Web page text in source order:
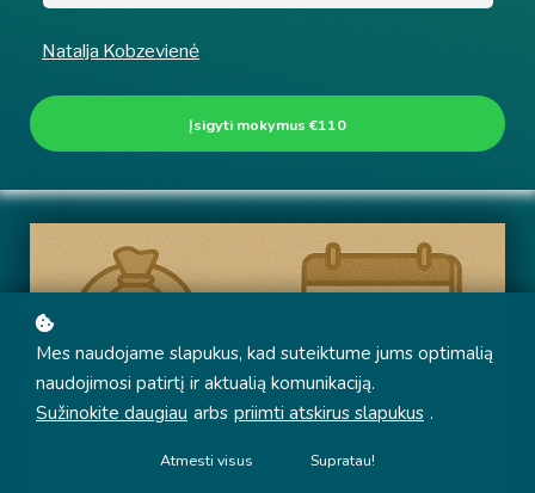
Natalja Kobzevienė
Įsigyti mokymus €110
Mes naudojame slapukus, kad suteiktume jums optimalią
naudojimosi patirtį ir aktualią komunikaciją.
Sužinokite daugiau arbs priimti atskirus slapukus .
Atmesti visus Supratau!